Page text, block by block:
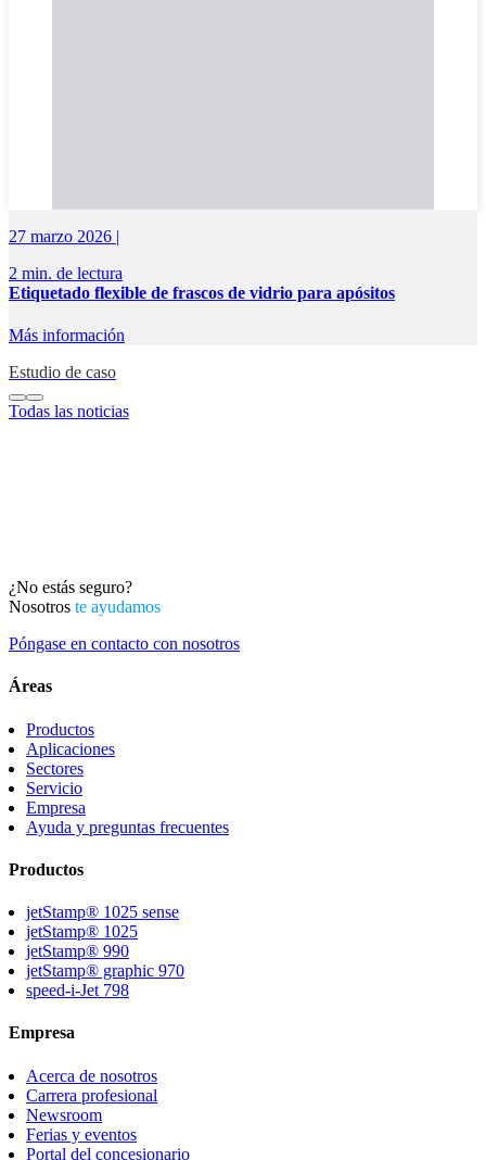
27 marzo 2026 |
2 min. de lectura
Etiquetado flexible de frascos de vidrio para apósitos
Más información
Estudio de caso
Todas las noticias
¿No estás seguro?
Nosotros te ayudamos
Póngase en contacto con nosotros
Áreas
Productos
Aplicaciones
Sectores
Servicio
Empresa
Ayuda y preguntas frecuentes
Productos
jetStamp® 1025 sense
jetStamp® 1025
jetStamp® 990
jetStamp® graphic 970
speed-i-Jet 798
Empresa
Acerca de nosotros
Carrera profesional
Newsroom
Ferias y eventos
Portal del concesionario